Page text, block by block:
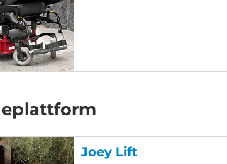
Joey Lift